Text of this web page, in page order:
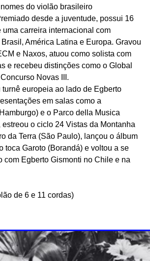
do violão brasileiro
desde a juventude, possui 16
carreira internacional com
América Latina e Europa. Gravou
e Naxos, atuou como solista com
e recebeu distinções como o Global
Novas III.
turnê europeia ao lado de Egberto
em salas como a
e o Parco della Musica
estreou o ciclo 24 Vistas da Montanha
da Terra (São Paulo), lançou o álbum
toca Garoto (Borandá) e voltou a se
com Egberto Gismonti no Chile e na
de 6 e 11 cordas)